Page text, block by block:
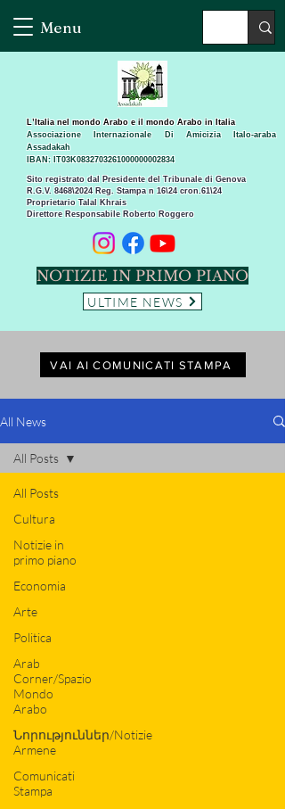
Menu
Sito registrato dal Presidente del Tribunale di Genova
R.G.V. 8468\2024 Reg. Stampa n 16\24 cron.61\24 ​
Proprietario Talal Khrais
Direttore Responsabile Roberto Roggero
L’Italia nel mondo Arabo e il mondo Arabo in Italia
Associazione Internazionale Di Amicizia Italo-araba
Assadakah
IBAN: IT03K0832703261000000002834
NOTIZIE IN PRIMO PIANO
ULTIME NEWS
VAI AI COMUNICATI STAMPA
All News
All Posts
Cultura
Notizie in
primo piano
Economia
Arte
Politica
Arab
Corner/Spazio
Mondo
Arabo
Նորություններ/Notizie
Armene
Comunicati
Stampa
All Posts